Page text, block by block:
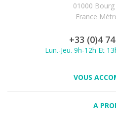
01000
France
+33 (0)4
Lun.-Jeu. 9h-12h Et
VOUS
A